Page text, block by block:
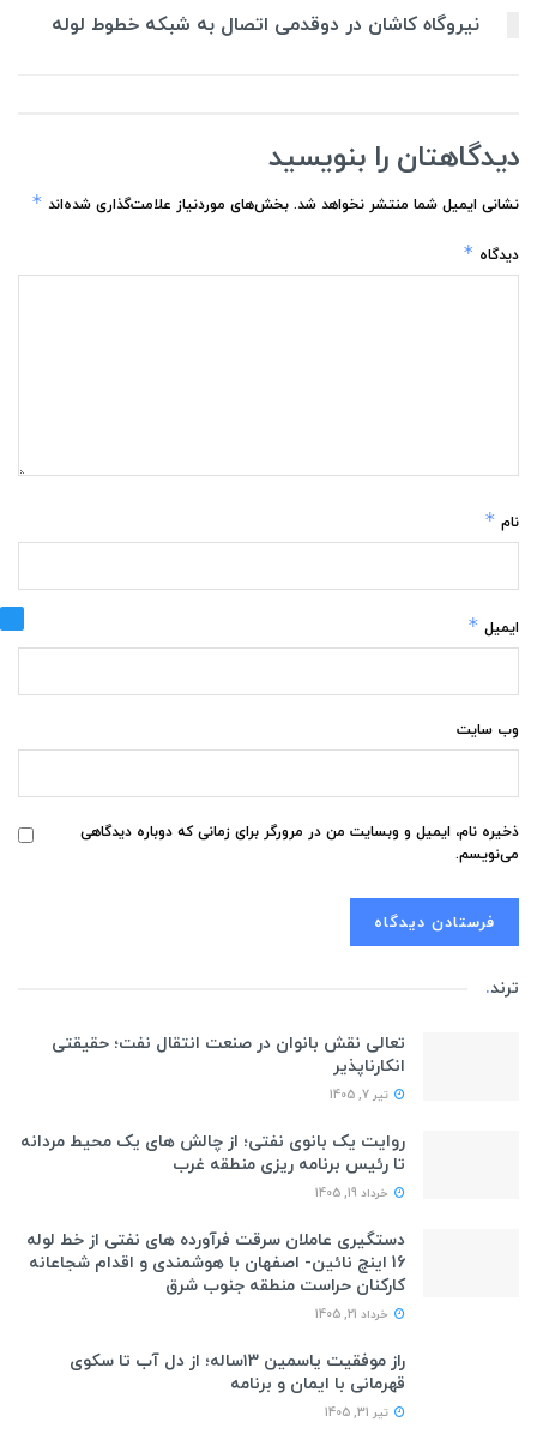
نیروگاه کاشان در دوقدمی اتصال به شبکه خطوط لوله
دیدگاهتان را بنویسید
نشانی ایمیل شما منتشر نخواهد شد. بخش‌های موردنیاز علامت‌گذاری شده‌اند *
دیدگاه *
نام *
ایمیل *
وب‌ سایت
ذخیره نام، ایمیل و وبسایت من در مرورگر برای زمانی که دوباره دیدگاهی
می‌نویسم.
ترند.
تعالی نقش بانوان در صنعت انتقال نفت؛ حقیقتی
انکارناپذیر
تیر 7, 1405
روایت یک بانوی نفتی؛ از چالش های یک محیط مردانه
تا رئیس برنامه ریزی منطقه غرب
خرداد 19, 1405
دستگیری عاملان سرقت فرآورده های نفتی از خط لوله
16 اینچ نائین- اصفهان با هوشمندی و اقدام شجاعانه
کارکنان حراست منطقه جنوب شرق
خرداد 21, 1405
راز موفقیت یاسمین ۱۳ساله؛ از دل آب تا سکوی
قهرمانی با ایمان و برنامه
تیر 31, 1405